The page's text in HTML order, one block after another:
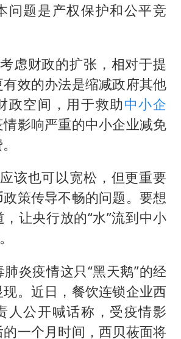
问题是产权保护和公平竞
虑财政的扩张，相对于提
效的办法是缩减政府其他
政空间，用于救助中小企
情影响严重的中小企业减免
该也可以宽松，但更重要
策传导不畅的问题。要想
让央行放的“水”流到中小
炎疫情这只“黑天鹅”的经
。近日，餐饮连锁企业西
人公开喊话称，受疫情影
一个月时间，西贝莜面将